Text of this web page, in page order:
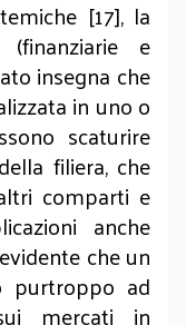
[17], la
e
insegna che
in uno o
scaturire
filiera, che
comparti e
anche
che un
purtroppo ad
mercati in